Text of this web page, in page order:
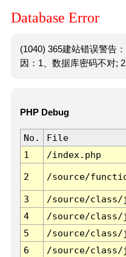
Database Error
(1040) 365建站错误警告
因：1、数据库密码不对;
PHP Debug
No. File
1
/index.php
2 /source/
3 /source/class/
4
/source/class/
5
/source/class/
6
/source/class/